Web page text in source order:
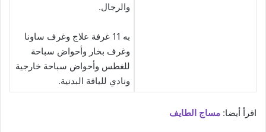
والرجال.
به 11 غرفة علاج وغرف ساونا
وغرف بخار وأحواض سباحة
للغطس وأحواض سباحة خارجية
ونادي للياقة البدنية.
اقرأ أيضا: مساج الطايف